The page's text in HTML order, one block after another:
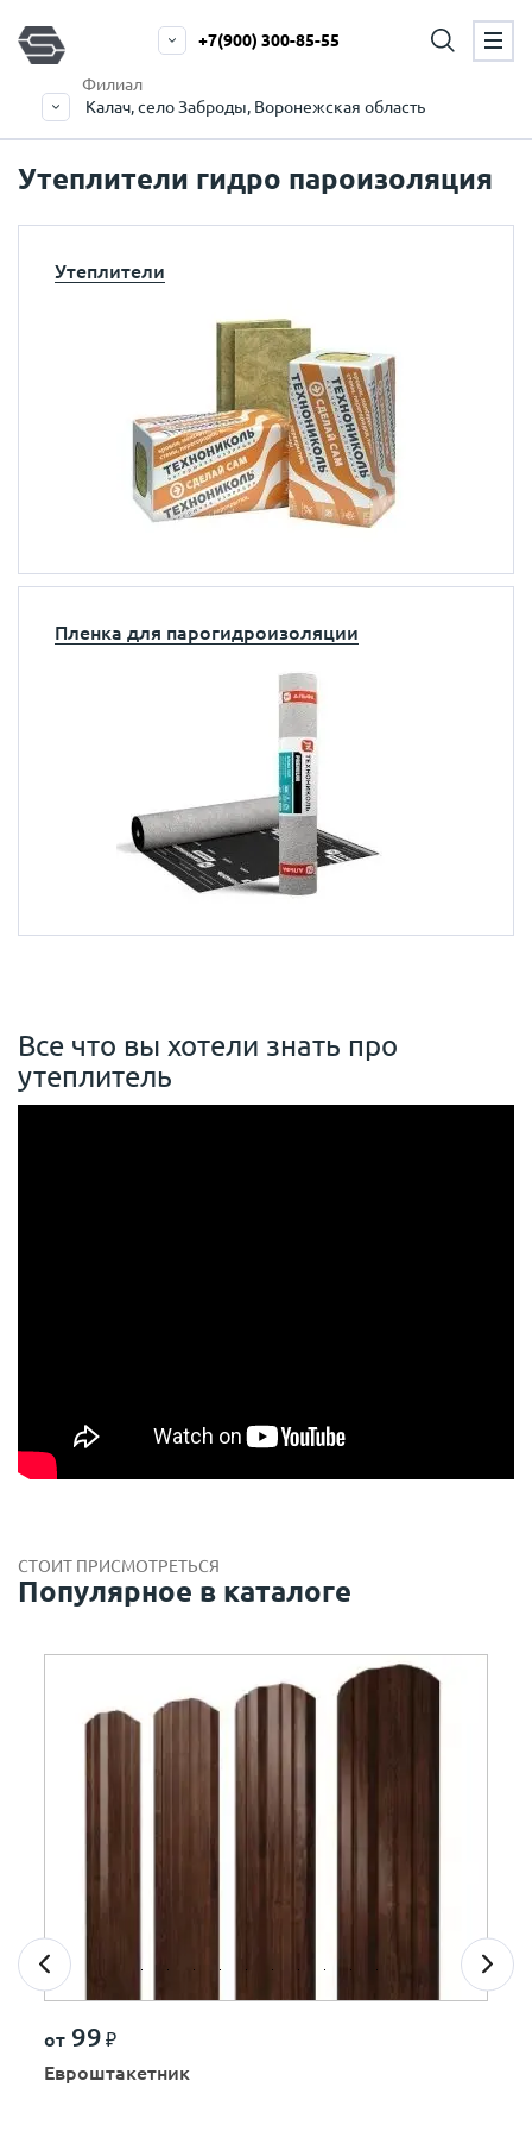
Филиал
Калач, село Заброды, Воронежская область
+7(900) 300-85-55
Утеплители гидро пароизоляция
Утеплители
Пленка для парогидроизоляции
Все что вы хотели знать про
утеплитель
СТОИТ ПРИСМОТРЕТЬСЯ
Популярное в каталоге
от 99 ₽
Евроштакетник